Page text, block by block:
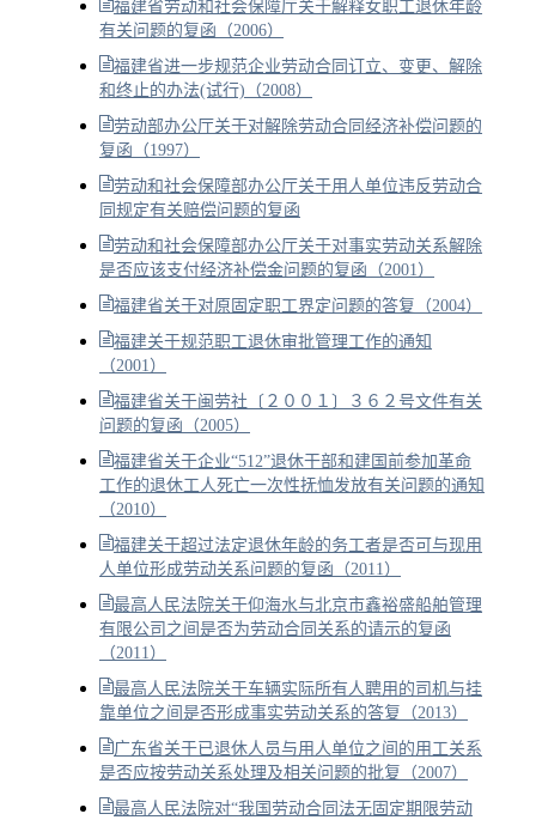
福建省劳动和社会保障厅关于解释女职工退休年龄
有关问题的复函（2006）
福建省进一步规范企业劳动合同订立、变更、解除
和终止的办法(试行)（2008）
劳动部办公厅关于对解除劳动合同经济补偿问题的
复函（1997）
劳动和社会保障部办公厅关于用人单位违反劳动合
同规定有关赔偿问题的复函
劳动和社会保障部办公厅关于对事实劳动关系解除
是否应该支付经济补偿金问题的复函（2001）
福建省关于对原固定职工界定问题的答复（2004）
福建关于规范职工退休审批管理工作的通知
（2001）
福建省关于闽劳社〔２００１〕３６２号文件有关
问题的复函（2005）
福建省关于企业“512”退休干部和建国前参加革命
工作的退休工人死亡一次性抚恤发放有关问题的通知
（2010）
福建关于超过法定退休年龄的务工者是否可与现用
人单位形成劳动关系问题的复函（2011）
最高人民法院关于仰海水与北京市鑫裕盛船舶管理
有限公司之间是否为劳动合同关系的请示的复函
（2011）
最高人民法院关于车辆实际所有人聘用的司机与挂
靠单位之间是否形成事实劳动关系的答复（2013）
广东省关于已退休人员与用人单位之间的用工关系
是否应按劳动关系处理及相关问题的批复（2007）
最高人民法院对“我国劳动合同法无固定期限劳动